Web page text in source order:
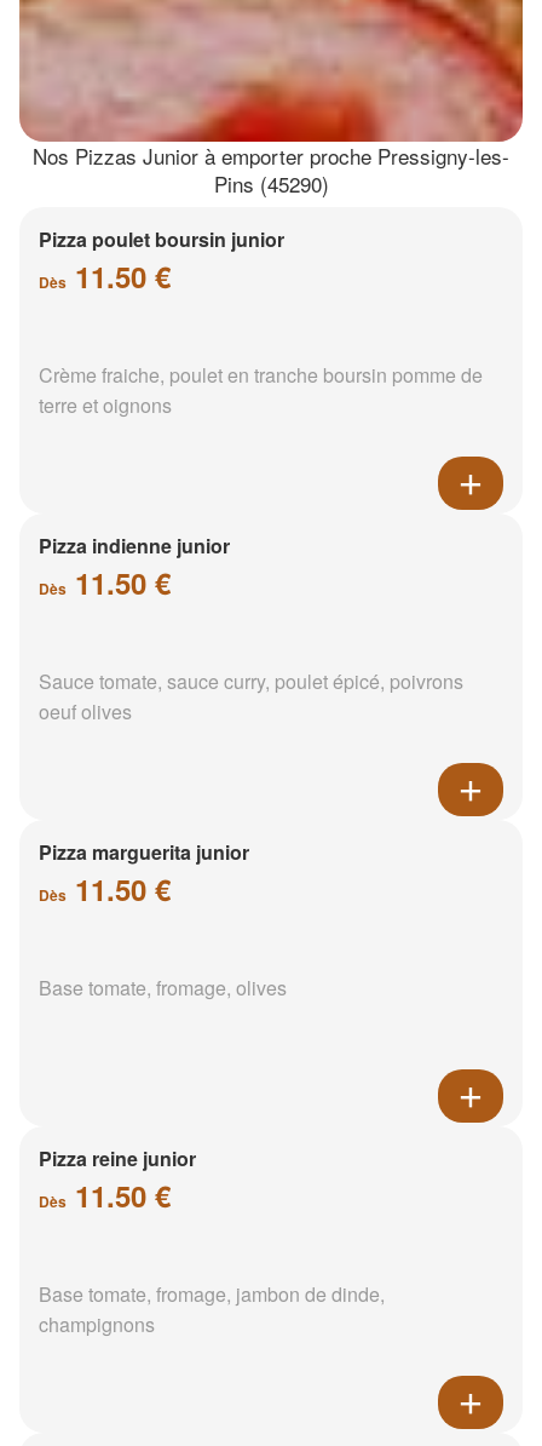
Nos Pizzas Junior à emporter proche Pressigny-les-
Pins (45290)
Pizza poulet boursin junior
Dès 11.50 €
Crème fraiche, poulet en tranche boursin pomme de
terre et oignons
Pizza indienne junior
Dès 11.50 €
Sauce tomate, sauce curry, poulet épicé, poivrons
oeuf olives
Pizza marguerita junior
Dès 11.50 €
Base tomate, fromage, olives
Pizza reine junior
Dès 11.50 €
Base tomate, fromage, jambon de dinde,
champignons